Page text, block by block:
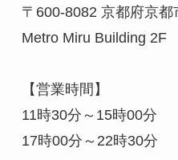
〒600-8082 京都府京
Metro Miru Building 2F
【営業時間】
11時30分～15時00分
17時00分～22時30分